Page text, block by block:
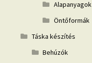
Alapanyagok
Öntőformák
Táska készítés
Behúzók